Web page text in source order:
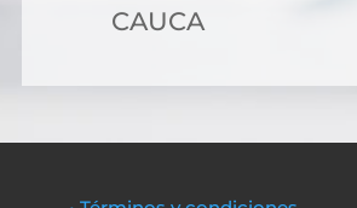
CAUCA